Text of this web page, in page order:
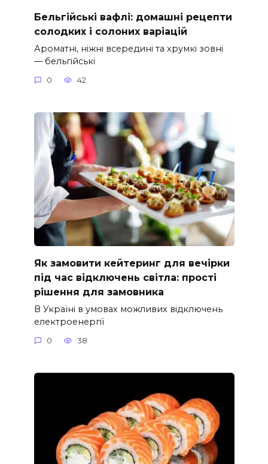
Бельгійські вафлі: домашні рецепти
солодких і солоних варіацій
Ароматні, ніжні всередині та хрумкі зовні
— бельгійські
0 42
Як замовити кейтеринг для вечірки
під час відключень світла: прості
рішення для замовника
В Україні в умовах можливих відключень
електроенергії
0 38